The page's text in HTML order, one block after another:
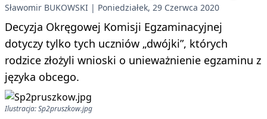
Sławomir BUKOWSKI Poniedziałek, 29 Czerwca 2020
Decyzja Okręgowej Komisji Egzaminacyjnej
dotyczy tylko tych uczniów „dwójki”, których
rodzice złożyli wnioski o unieważnienie egzaminu z
języka obcego.
Ilustracja: Sp2pruszkow.jpg